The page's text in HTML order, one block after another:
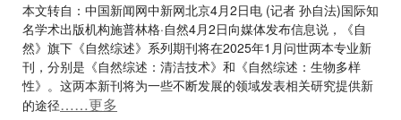
本文转自：中国新闻网中新网北京4月2日电 (记者 孙自法)国际知
名学术出版机构施普林格·自然4月2日向媒体发布信息说，《自
然》旗下《自然综述》系列期刊将在2025年1月问世两本专业新
刊，分别是《自然综述：清洁技术》和《自然综述：生物多样
性》。这两本新刊将为一些不断发展的领域发表相关研究提供新
的途径……更多